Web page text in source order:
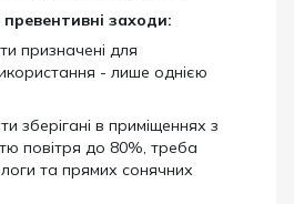
заходи:
призначені для
- лише однією
зберігані в приміщеннях з
повітря до 80%, треба
та прямих сонячних